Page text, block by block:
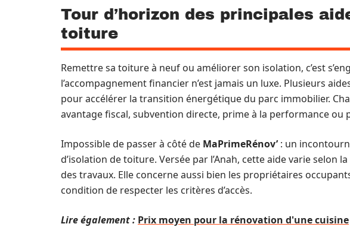
Tour d’horizon des principales
toiture
Remettre sa toiture à neuf ou améliorer son isolation, c’est
l’accompagnement financier n’est jamais un luxe. Plusieurs
pour accélérer la transition énergétique du parc immobilier.
avantage fiscal, subvention directe, prime à la performance ou
Impossible de passer à côté de MaPrimeRénov’: un
d’isolation de toiture. Versée par l’Anah, cette aide varie selon
des travaux. Elle concerne aussi bien les propriétaires
condition de respecter les critères d’accès.
Lire également : Prix moyen pour la rénovation d'une cuisine